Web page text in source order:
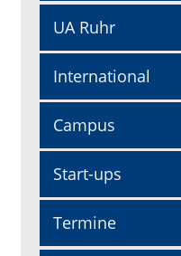
UA Ruhr
International
Campus
Start-ups
Termine